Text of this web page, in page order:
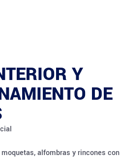
Y
DE
alfombras y rincones con